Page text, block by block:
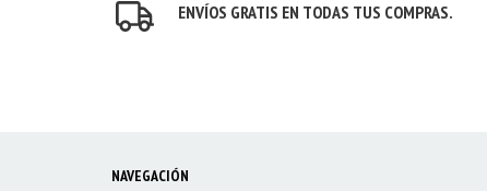
ENVÍOS GRATIS EN TODAS TUS COMPRAS.
NAVEGACIÓN